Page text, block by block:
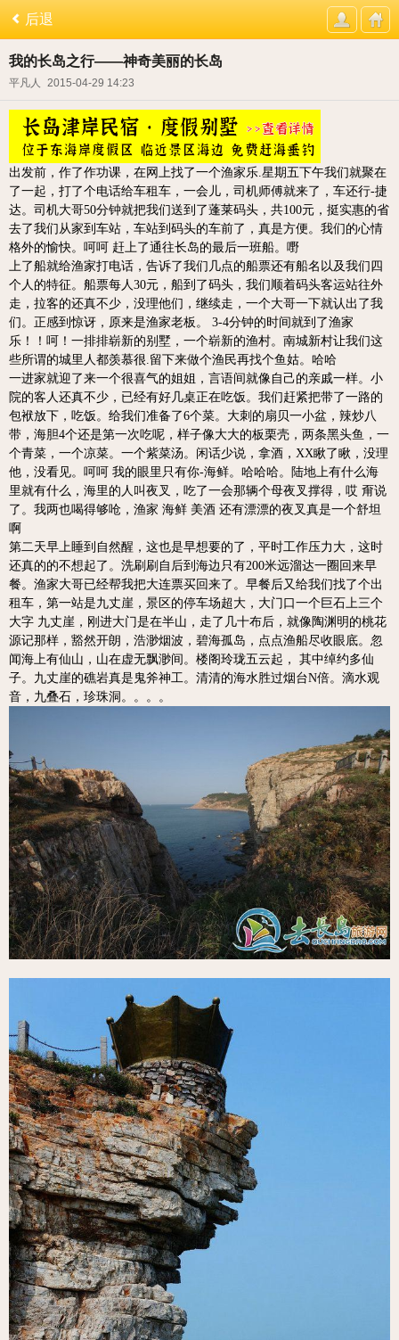
后退
我的长岛之行——神奇美丽的长岛
平凡人 2015-04-29 14:23
出发前，作了作功课，在网上找了一个渔家乐.星期五下午我们就聚在
了一起，打了个电话给车租车，一会儿，司机师傅就来了，车还行-捷
达。司机大哥50分钟就把我们送到了蓬莱码头，共100元，挺实惠的省
去了我们从家到车站，车站到码头的车前了，真是方便。我们的心情
格外的愉快。呵呵 赶上了通往长岛的最后一班船。嘢
上了船就给渔家打电话，告诉了我们几点的船票还有船名以及我们四
个人的特征。船票每人30元，船到了码头，我们顺着码头客运站往外
走，拉客的还真不少，没理他们，继续走，一个大哥一下就认出了我
们。正感到惊讶，原来是渔家老板。 3-4分钟的时间就到了渔家
乐！！ 呵！一排排崭新的别墅，一个崭新的渔村。南城新村让我们这
些所谓的城里人都羡慕很.留下来做个渔民再找个鱼姑。哈哈
一进家就迎了来一个很喜气的姐姐，言语间就像自己的亲戚一样。小
院的客人还真不少，已经有好几桌正在吃饭。我们赶紧把带了一路的
包袱放下，吃饭。 给我们准备了6个菜。大刺的扇贝一小盆，辣炒八
带，海胆4个还是第一次吃呢，样子像大大的板栗壳，两条黑头鱼，一
个青菜，一个凉菜。一个紫菜汤。 闲话少说，拿酒，XX瞅了瞅，没理
他，没看见。呵呵 我的眼里只有你-海鲜。哈哈哈。
陆地上有什么海
里就有什么，海里的人叫夜叉，吃了一会那辆个母夜叉撑得，哎 甭说
了。 我两也喝得够呛，渔家 海鲜 美酒 还有漂漂的夜叉真是一个舒坦
啊
第二天早上睡到自然醒，这也是早想要的了，平时工作压力大，这时
还真的的不想起了。 洗刷刷自后到海边只有200米远溜达一圈回来早
餐。渔家大哥已经帮我把大连票买回来了。 早餐后又给我们找了个出
租车，第一站是九丈崖，景区的停车场超大，大门口一个巨石上三个
大字 九丈崖，刚进大门是在半山，走了几十布后，就像陶渊明的桃花
源记那样，豁然开朗，浩渺烟波，碧海孤岛，点点渔船尽收眼底。忽
闻海上有仙山，山在虚无飘渺间。楼阁玲珑五云起， 其中绰约多仙
子。九丈崖的礁岩真是鬼斧神工。清清的海水胜过烟台N倍。滴水观
音，九叠石，珍珠洞。。。。